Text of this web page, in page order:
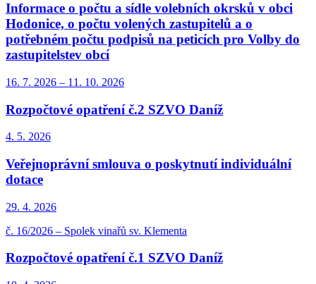
Informace o počtu a sídle volebních okrsků v obci
Hodonice, o počtu volených zastupitelů a o
potřebném počtu podpisů na peticích pro Volby do
zastupitelstev obcí
16. 7. 2026 – 11. 10. 2026
Rozpočtové opatření č.2 SZVO Daníž
4. 5. 2026
Veřejnoprávní smlouva o poskytnutí individuální
dotace
29. 4. 2026
č. 16/2026 – Spolek vinařů sv. Klementa
Rozpočtové opatření č.1 SZVO Daníž